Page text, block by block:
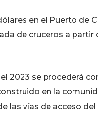
en el Puerto de
de cruceros a partir
2023 se procederá
en la
las vías de acceso